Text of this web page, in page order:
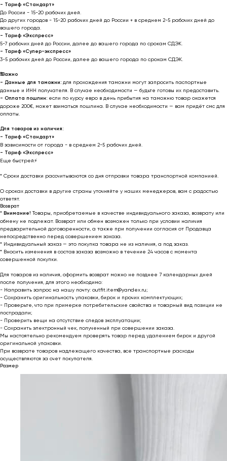
- Тариф «Стандарт»
До России - 15-20 рабочих дней.
До других городов - 15-20 рабочих дней до России + в среднем 2-5 рабочих дней до
вашего города.
- Тариф «Экспресс»
5-7 рабочих дней до России, далее до вашего города по срокам СДЭК.
- Тариф «Супер-экспресс»
3-5 рабочих дней до России, далее до вашего города по срокам СДЭК.
❗️Важно
- Данные для таможни: для прохождения таможни могут запросить паспортные
данные и ИНН получателя. В случае необходимости — будьте готовы их предоставить.
- Оплата пошлин: если по курсу евро в день прибытия на таможню товар окажется
дороже 200€, может взиматься пошлина. В случае необходимости — вам придёт смс для
оплаты.
Для товаров из наличия:
- Тариф «Стандарт»
В зависимости от города - в среднем 2-5 рабочих дней.
- Тариф «Экспресс»
Еще быстрей⚡
* Cроки доставки рассчитываются со дня отправки товара транспортной компанией.
О сроках доставки в другие страны уточняйте у наших менеджеров, вам с радостью
ответят.
Возврат
* Внимание! Товары, приобретаемые в качестве индивидуального заказа, возврату или
обмену не подлежат. Возврат или обмен возможен только при условии наличия
предварительной договоренности, а также при получении согласия от Продавца
непосредственно перед совершением заказа.
* Индивидуальный заказ — это покупка товара не из наличия, а под заказ.
* Вносить изменения в состав заказа возможно в течение 24 часов с момента
совершенной покупки.
Для товаров из наличия, оформить возврат можно не позднее 7 календарных дней
после получения, для этого необходимо:
- Направить запрос на нашу почту: outfit.item@yandex.ru;
- Сохранить оригинальность упаковки, бирок и прочих комплектующих;
- Проверьте, что при примерке потребительские свойства и товарный вид позиции не
пострадали;
- Проверить вещи на отсутствие следов эксплуатации;
- Сохранить электронный чек, полученный при совершении заказа.
Мы настоятельно рекомендуем проверять товар перед удалением бирок и другой
оригинальной упаковки.
При возврате товаров надлежащего качества, все транспортные расходы
осуществляются за счет покупателя.
Размер